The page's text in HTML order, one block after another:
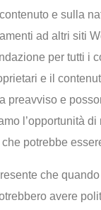
e sulla
ad altri siti
per tutti i
e il
preavviso e
l’opportunità di
potrebbe
che
avere